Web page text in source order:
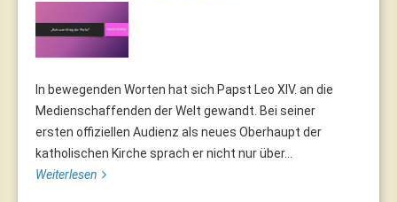
In bewegenden Worten hat sich Papst Leo XIV. an die
Medienschaffenden der Welt gewandt. Bei seiner
ersten offiziellen Audienz als neues Oberhaupt der
katholischen Kirche sprach er nicht nur über...
Weiterlesen